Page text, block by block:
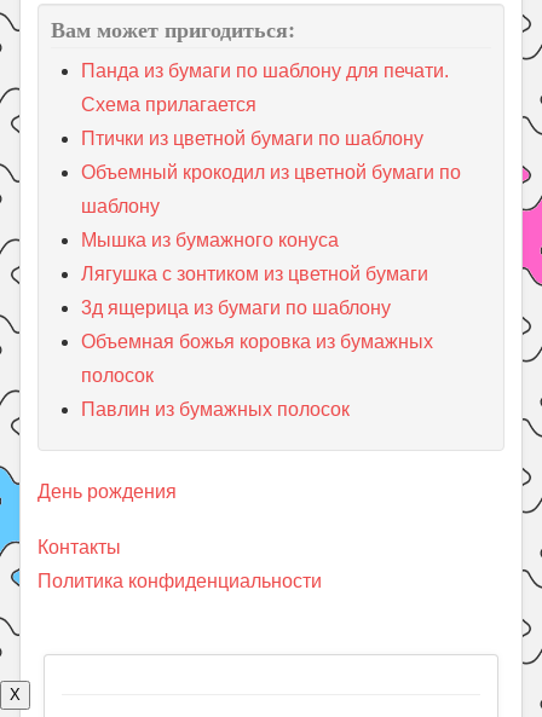
Вам может пригодиться:
Панда из бумаги по шаблону для печати.
Схема прилагается
Птички из цветной бумаги по шаблону
Объемный крокодил из цветной бумаги по
шаблону
Мышка из бумажного конуса
Лягушка с зонтиком из цветной бумаги
3д ящерица из бумаги по шаблону
Объемная божья коровка из бумажных
полосок
Павлин из бумажных полосок
День рождения
Контакты
Политика конфиденциальности
X